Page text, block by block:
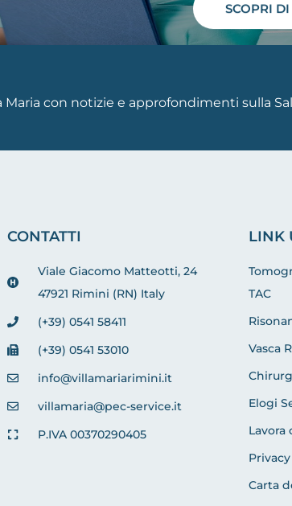
SCOPRI
con notizie e approfondimenti sulla
CONTATTI
Viale Giacomo Matteotti, 24
47921 Rimini (RN) Italy
(+39) 0541 58411
(+39) 0541 53010
info@villamariarimini.it
villamaria@pec-service.it
P.IVA 00370290405
LINK
TAC
Vasca
Elogi
Lavora
Carta